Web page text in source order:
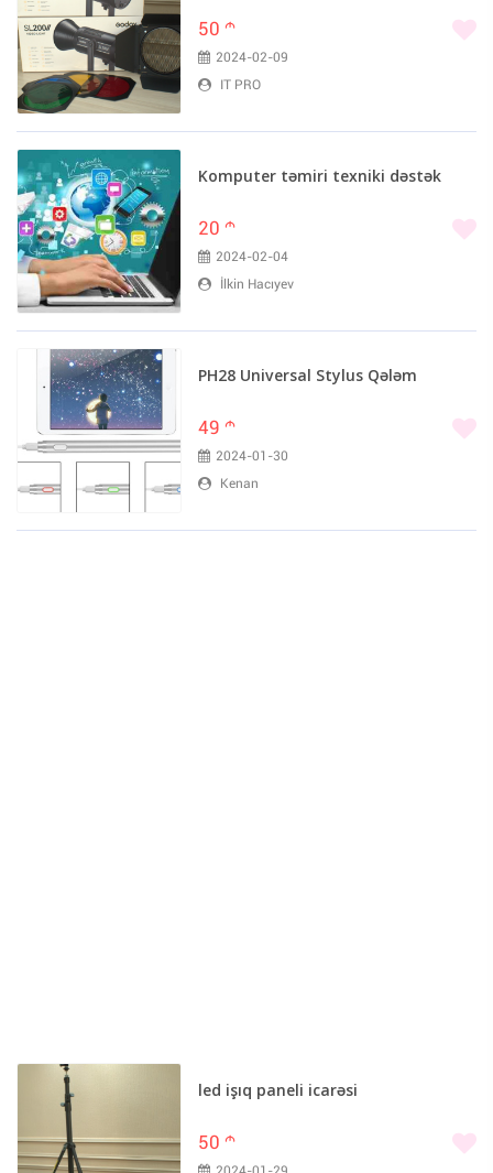
50 m
2024-02-09
IT PRO
Komputer təmiri texniki dəstək
20 m
2024-02-04
İlkin Hacıyev
PH28 Universal Stylus Qələm
49 m
2024-01-30
Kenan
led işıq paneli icarəsi
50 m